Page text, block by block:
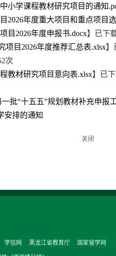
小学课程教材研究项目的通知
2026年度重大项目和重点项目
目2026年度申报书.docx】已下
项目2026年度推荐汇总表.xlsx】
次
教材研究项目意向表.xlsx】已
批“十五五”规划教材补充申报
安排的通知
关闭
学信网 黑龙江省教育厅 国家留学网